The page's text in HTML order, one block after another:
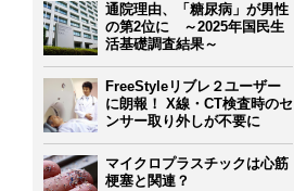
通院理由、「糖尿病」が男性
の第2位に ～2025年国民生
活基礎調査結果～
FreeStyleリブレ２ユーザー
に朗報！ X線・CT検査時のセ
ンサー取り外しが不要に
マイクロプラスチックは心筋
梗塞と関連？